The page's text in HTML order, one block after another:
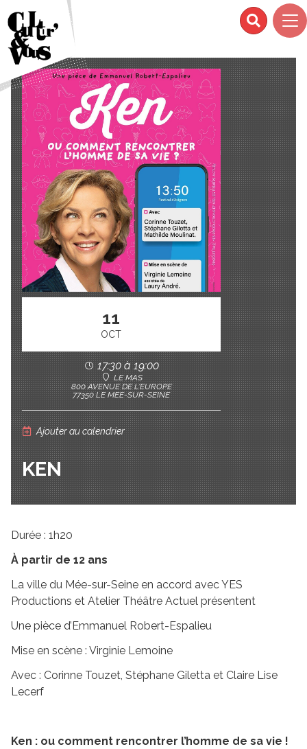
11
OCT
17:30 à 19:00
LE MAS
800 AVENUE DE L'EUROPE
77350 LE MEE-SUR-SEINE
Ajouter au calendrier
KEN
Durée : 1h20
À partir de 12 ans
La ville du Mée-sur-Seine en accord avec YES
Productions et Atelier Théâtre Actuel présentent
Une pièce d’Emmanuel Robert-Espalieu
Mise en scène : Virginie Lemoine
Avec : Corinne Touzet, Stéphane Giletta et Claire Lise
Lecerf
Ken : ou comment rencontrer l’homme de sa vie !